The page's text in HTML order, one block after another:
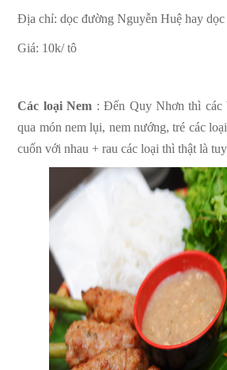
Địa chỉ: dọc đường Nguyễn Huệ hay dọc
Giá: 10k/ tô
Các loại Nem : Đến Quy Nhơn thì các
qua món nem lụi, nem nướng, tré các
cuốn với nhau + rau các loại thì thật là